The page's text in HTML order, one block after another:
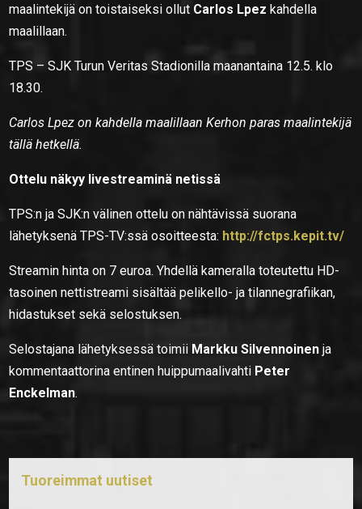
maalintekijä on toistaiseksi ollut Carlos Lpez kahdella
maalillaan.
TPS – SJK Turun Veritas Stadionilla maanantaina 12.5. klo
18.30.
Carlos Lpez on kahdella maalillaan Kerhon paras maalintekijä
tällä hetkellä.
Ottelu näkyy livestreaminä netissä
TPS:n ja SJK:n välinen ottelu on nähtävissä suorana
lähetyksenä TPS-TV:ssä osoitteesta: http://fctps.kepit.tv/
Streamin hinta on 7 euroa. Yhdellä kameralla toteutettu HD-
tasoinen nettistreami sisältää pelikello- ja tilannegrafiikan,
hidastukset sekä selostuksen.
Selostajana lähetyksessä toimii Markku Silvennoinen ja
kommentaattorina entinen huippumaalivahti Peter
Enckelman.
Tuoreimmat uutiset